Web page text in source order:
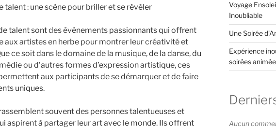
talent : une scène pour briller et se révéler
talent sont des événements passionnants qui offrent
aux artistes en herbe pour montrer leur créativité et
ce soit dans le domaine de la musique, de la danse, du
ou d’autres formes d’expression artistique, ces
aux participants de se démarquer et de faire
uniques.
souvent des personnes talentueuses et
aspirent à partager leur art avec le monde. Ils offrent
Voyage
Inoubliable
Une Soirée
Expérience
soirées
Aucun